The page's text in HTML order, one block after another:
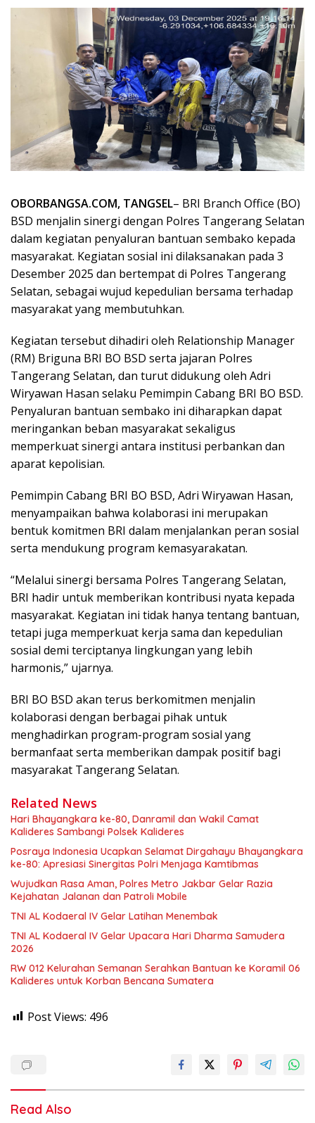
OBORBANGSA.COM, TANGSEL– BRI Branch Office (BO)
BSD menjalin sinergi dengan Polres Tangerang Selatan
dalam kegiatan penyaluran bantuan sembako kepada
masyarakat. Kegiatan sosial ini dilaksanakan pada 3
Desember 2025 dan bertempat di Polres Tangerang
Selatan, sebagai wujud kepedulian bersama terhadap
masyarakat yang membutuhkan.
Kegiatan tersebut dihadiri oleh Relationship Manager
(RM) Briguna BRI BO BSD serta jajaran Polres
Tangerang Selatan, dan turut didukung oleh Adri
Wiryawan Hasan selaku Pemimpin Cabang BRI BO BSD.
Penyaluran bantuan sembako ini diharapkan dapat
meringankan beban masyarakat sekaligus
memperkuat sinergi antara institusi perbankan dan
aparat kepolisian.
Pemimpin Cabang BRI BO BSD, Adri Wiryawan Hasan,
menyampaikan bahwa kolaborasi ini merupakan
bentuk komitmen BRI dalam menjalankan peran sosial
serta mendukung program kemasyarakatan.
“Melalui sinergi bersama Polres Tangerang Selatan,
BRI hadir untuk memberikan kontribusi nyata kepada
masyarakat. Kegiatan ini tidak hanya tentang bantuan,
tetapi juga memperkuat kerja sama dan kepedulian
sosial demi terciptanya lingkungan yang lebih
harmonis,” ujarnya.
BRI BO BSD akan terus berkomitmen menjalin
kolaborasi dengan berbagai pihak untuk
menghadirkan program-program sosial yang
bermanfaat serta memberikan dampak positif bagi
masyarakat Tangerang Selatan.
Related News
Hari Bhayangkara ke-80, Danramil dan Wakil Camat
Kalideres Sambangi Polsek Kalideres
Posraya Indonesia Ucapkan Selamat Dirgahayu Bhayangkara
ke-80: Apresiasi Sinergitas Polri Menjaga Kamtibmas
Wujudkan Rasa Aman, Polres Metro Jakbar Gelar Razia
Kejahatan Jalanan dan Patroli Mobile
TNI AL Kodaeral IV Gelar Latihan Menembak
TNI AL Kodaeral IV Gelar Upacara Hari Dharma Samudera
2026
RW 012 Kelurahan Semanan Serahkan Bantuan ke Koramil 06
Kalideres untuk Korban Bencana Sumatera
Post Views: 496
Read Also